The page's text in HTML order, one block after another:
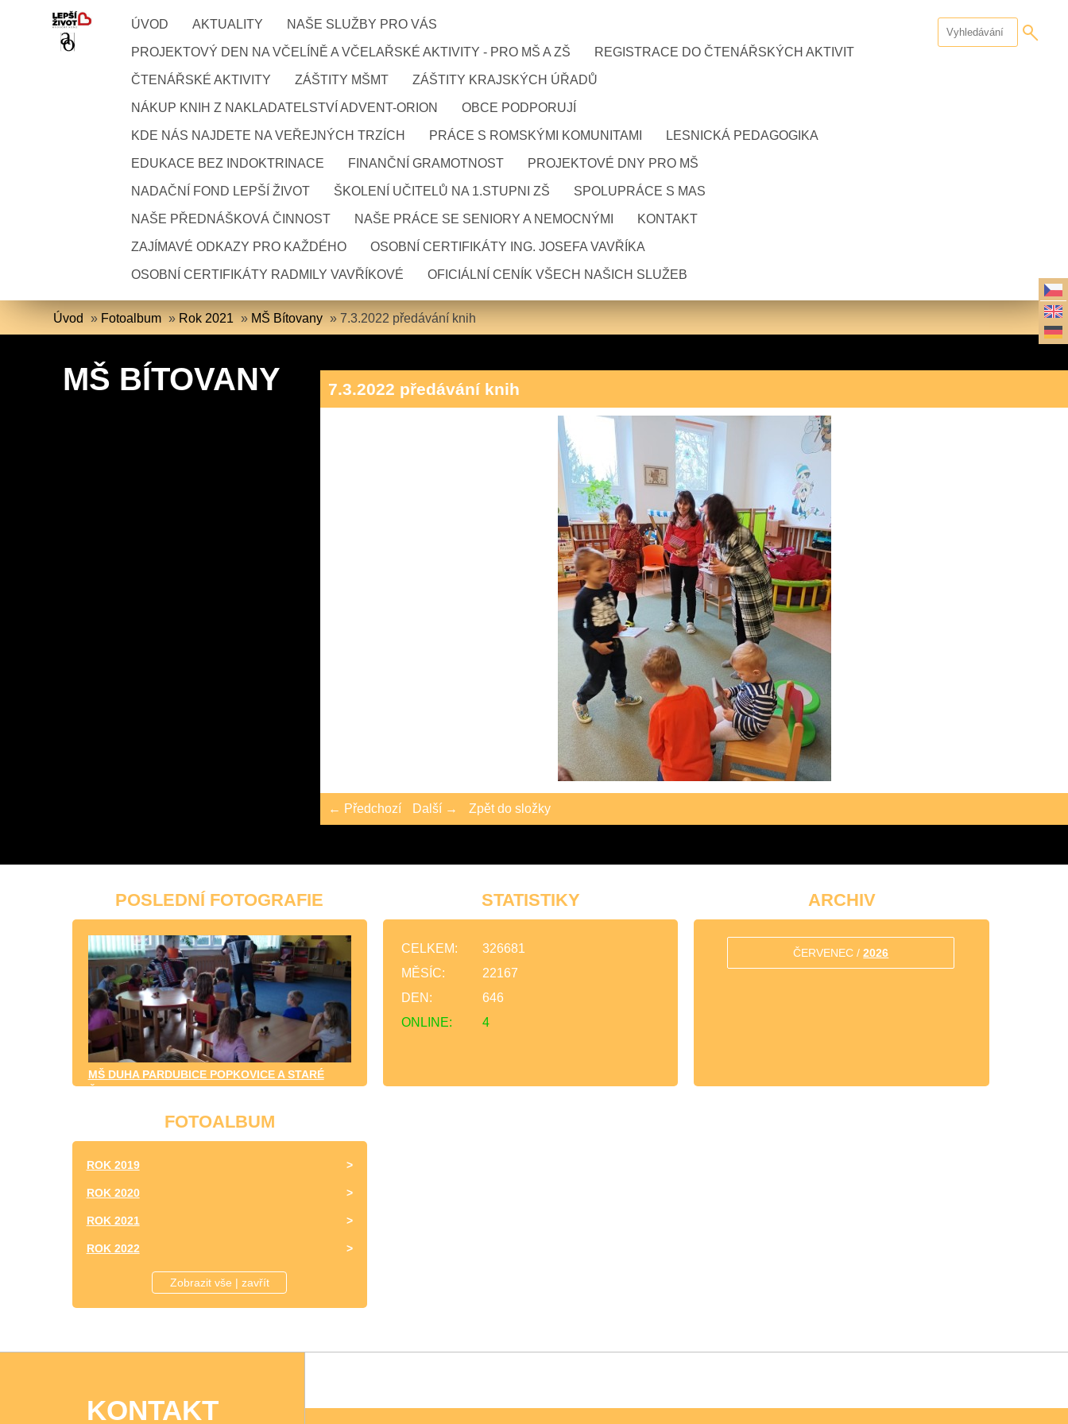
ÚVOD AKTUALITY NAŠE SLUŽBY PRO VÁS
PROJEKTOVÝ DEN NA VČELÍNĚ A VČELAŘSKÉ AKTIVITY - PRO MŠ A ZŠ REGISTRACE DO ČTENÁŘSKÝCH AKTIVIT
ČTENÁŘSKÉ AKTIVITY ZÁŠTITY MŠMT ZÁŠTITY KRAJSKÝCH ÚŘADŮ
NÁKUP KNIH Z NAKLADATELSTVÍ ADVENT-ORION OBCE PODPORUJÍ
KDE NÁS NAJDETE NA VEŘEJNÝCH TRZÍCH PRÁCE S ROMSKÝMI KOMUNITAMI LESNICKÁ PEDAGOGIKA
EDUKACE BEZ INDOKTRINACE FINANČNÍ GRAMOTNOST PROJEKTOVÉ DNY PRO MŠ
NADAČNÍ FOND LEPŠÍ ŽIVOT ŠKOLENÍ UČITELŮ NA 1.STUPNI ZŠ SPOLUPRÁCE S MAS
NAŠE PŘEDNÁŠKOVÁ ČINNOST NAŠE PRÁCE SE SENIORY A NEMOCNÝMI KONTAKT
ZAJÍMAVÉ ODKAZY PRO KAŽDÉHO OSOBNÍ CERTIFIKÁTY ING. JOSEFA VAVŘÍKA
OSOBNÍ CERTIFIKÁTY RADMILY VAVŘÍKOVÉ OFICIÁLNÍ CENÍK VŠECH NAŠICH SLUŽEB
Úvod » Fotoalbum » Rok 2021 » MŠ Bítovany »7.3.2022 předávání knih
MŠ BÍTOVANY 7.3.2022 předávání knih
← Předchozí Další → Zpět do složky
POSLEDNÍ FOTOGRAFIE
MŠ DUHA PARDUBICE POPKOVICE A STARÉ
ČIVICE
STATISTIKY
ONLINE: 4
CELKEM:
326681
MĚSÍC:
22167
DEN:
646
ARCHIV
ČERVENEC /2026
FOTOALBUM
ROK 2019
ROK 2020
ROK 2021
ROK 2022
Zobrazit vše | zavřít
KONTAKT